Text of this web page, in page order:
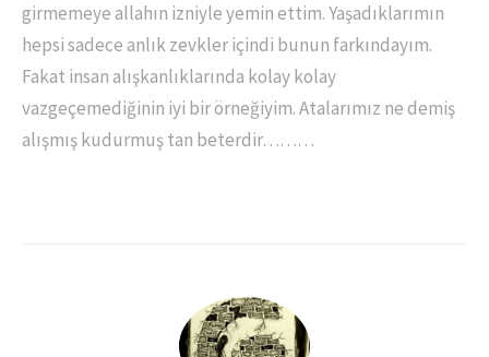
girmemeye allahın izniyle yemin ettim. Yaşadıklarımın
hepsi sadece anlık zevkler içindi bunun farkındayım.
Fakat insan alışkanlıklarında kolay kolay
vazgeçemediğinin iyi bir örneğiyim. Atalarımız ne demiş
alışmış kudurmuş tan beterdir………